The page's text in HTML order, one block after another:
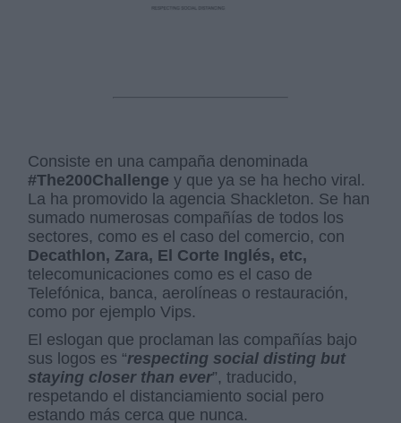
Consiste en una campaña denominada
#The200Challengey que ya se ha hecho viral.
La ha promovido la agencia Shackleton. Se han
sumado numerosas compañías de todos los
sectores, como es el caso del comercio, con
Decathlon, Zara, El Corte Inglés, etc,
telecomunicaciones como es el caso de
Telefónica, banca, aerolíneas o restauración,
como por ejemplo Vips.
El eslogan que proclaman las compañías bajo
sus logos es “respecting social disting but
staying closer than ever”, traducido,
respetando el distanciamiento social pero
estando más cerca que nunca.